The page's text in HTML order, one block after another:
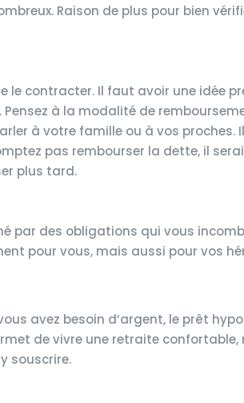
Raison de plus pour bien
le contracter. Il faut avoir une idée
à la modalité de
à votre famille ou à vos proches.
pas rembourser la dette, il
plus tard.
par des obligations qui vous
pour vous, mais aussi pour vos
avez besoin d’argent, le prêt
de vivre une retraite confortable,
souscrire.